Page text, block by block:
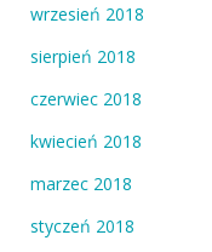
wrzesień 2018
sierpień 2018
czerwiec 2018
kwiecień 2018
marzec 2018
styczeń 2018